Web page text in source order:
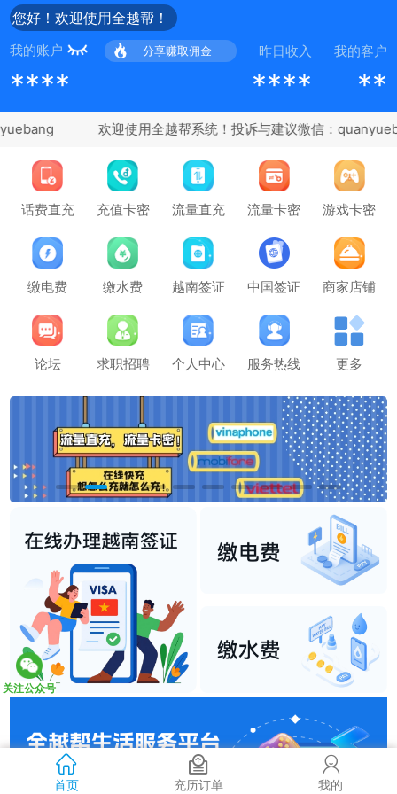
您好！欢迎使用全越帮！
我的账户 分享赚取佣金 昨日收入 我的客户
**** **** **
话费直充 充值卡密 流量直充 流量卡密 游戏卡密
缴电费 缴水费 越南签证 中国签证 商家店铺
论坛 求职招聘 个人中心 服务热线 更多
关注公众号
首页 充历订单 我的